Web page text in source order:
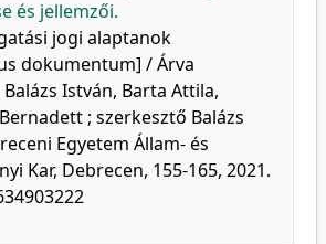
és jellemzői.
jogi alaptanok
dokumentum] / Árva
István, Barta Attila,
; szerkesztő Balázs
Egyetem Állam- és
Kar, Debrecen, 155-165, 2021.